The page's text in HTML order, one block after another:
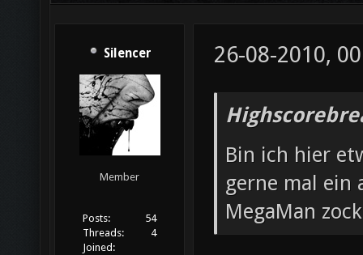
Silencer
Member
Posts:
54
Threads:
4
Joined:
26-08-2010,
Bin ich hier
gerne mal ein
MegaMan